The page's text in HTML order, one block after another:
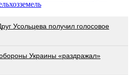
Усольцева получил голосовое
Украины «раздражал»